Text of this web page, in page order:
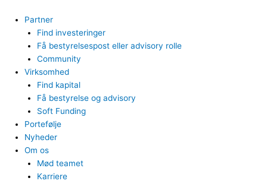
indholdet
Partner
Find investeringer
Få bestyrelsespost eller advisory rolle
Community
Virksomhed
Find kapital
Få bestyrelse og advisory
Soft Funding
Portefølje
Nyheder
Om os
Mød teamet
Karriere